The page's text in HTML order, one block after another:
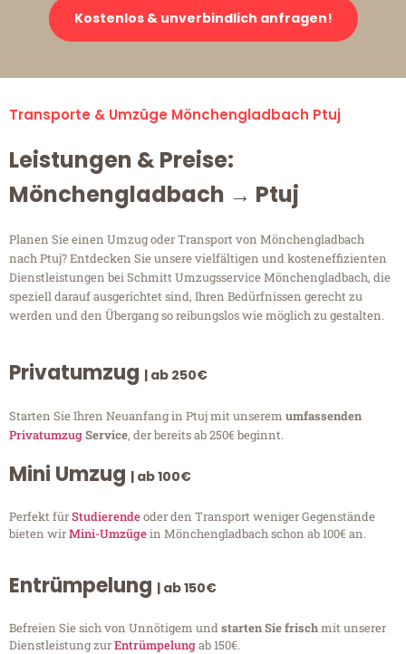
Kostenlos & unverbindlich anfragen!
Transporte & Umzüge Mönchengladbach Ptuj
Leistungen & Preise:
Mönchengladbach → Ptuj
Planen Sie einen Umzug oder Transport von Mönchengladbach
nach Ptuj? Entdecken Sie unsere vielfältigen und kosteneffizienten
Dienstleistungen bei Schmitt Umzugsservice Mönchengladbach, die
speziell darauf ausgerichtet sind, Ihren Bedürfnissen gerecht zu
werden und den Übergang so reibungslos wie möglich zu gestalten.
Privatumzug | ab 250€
Starten Sie Ihren Neuanfang in Ptuj mit unserem umfassenden
PrivatumzugService, der bereits ab 250€ beginnt.
Mini Umzug | ab 100€
Perfekt fürStudierendeoder den Transport weniger Gegenstände
bieten wirMini-Umzügein Mönchengladbach schon ab 100€ an.
Entrümpelung | ab 150€
Befreien Sie sich von Unnötigem undstarten Sie frischmit unserer
Dienstleistung zurEntrümpelungab 150€.